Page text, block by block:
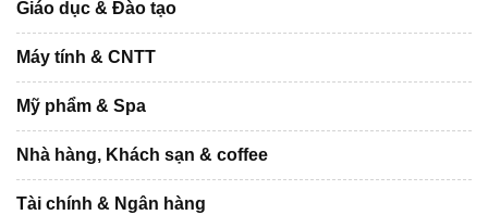
Giáo dục & Đào tạo
Máy tính & CNTT
Mỹ phẩm & Spa
Nhà hàng, Khách sạn & coffee
Tài chính & Ngân hàng